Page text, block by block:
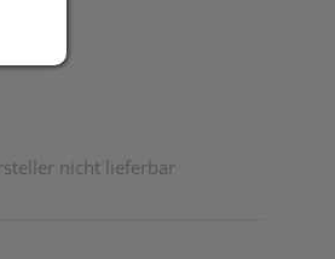
nicht lieferbar